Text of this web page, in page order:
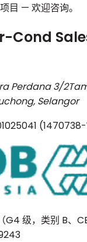
目 — 欢迎咨询。
Cond
Perdana 3/2
Selangor
级，类别 B、CE